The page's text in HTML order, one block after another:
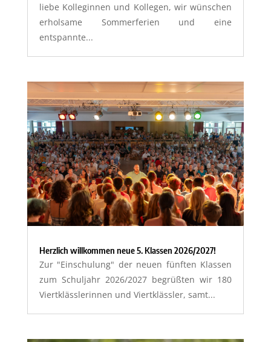
liebe Kolleginnen und Kollegen, wir wünschen
erholsame Sommerferien und eine
entspannte...
Herzlich willkommen neue 5. Klassen 2026/2027!
Zur "Einschulung" der neuen fünften Klassen
zum Schuljahr 2026/2027 begrüßten wir 180
Viertklässlerinnen und Viertklässler, samt...